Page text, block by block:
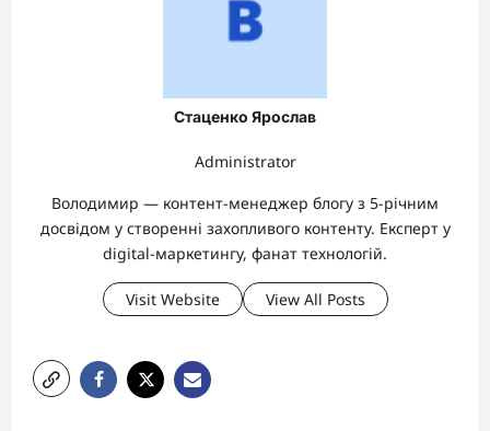
Стаценко Ярослав
Administrator
Володимир — контент-менеджер блогу з 5-річним
досвідом у створенні захопливого контенту. Експерт у
digital-маркетингу, фанат технологій.
Visit Website View All Posts